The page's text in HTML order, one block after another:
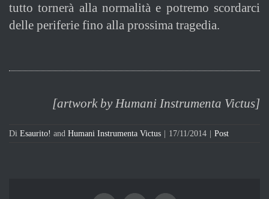
tutto tornerà alla normalità e potremo scordarci
delle periferie fino alla prossima tragedia.
[artwork by Humani Instrumenta Victus]
Di Esaurito! and Humani Instrumenta Victus 17/11/2014 Post